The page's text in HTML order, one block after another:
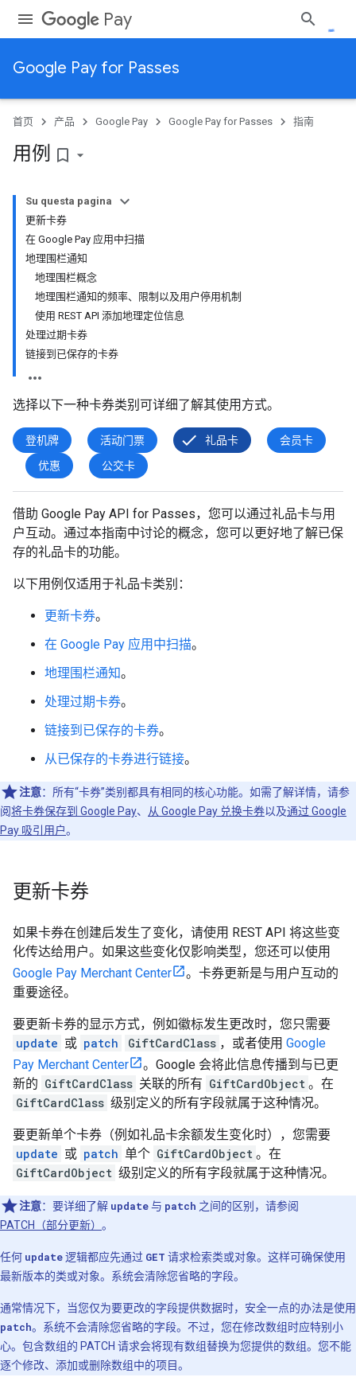
Pay
Google Pay for Passes
首页 产品 Google Pay Google Pay for Passes 指南
用例 bookmark_border
Su questa pagina
更新卡券
在 Google Pay 应用中扫描
地理围栏通知
地理围栏概念
地理围栏通知的频率、限制以及用户停用机制
使用 REST API 添加地理定位信息
处理过期卡券
链接到已保存的卡券
选择以下一种卡券类别可详细了解其使用方式。
登机牌 活动门票 礼品卡
会员卡
优惠
公交卡
借助 Google Pay API for Passes，您可以通过礼品卡与用
户互动。通过本指南中讨论的概念，您可以更好地了解已保
存的礼品卡的功能。
以下用例仅适用于礼品卡类别：
更新卡券。
在 Google Pay 应用中扫描。
地理围栏通知。
处理过期卡券。
链接到已保存的卡券。
从已保存的卡券进行链接。
注意：所有“卡券”类别都具有相同的核心功能。如需了解详情，请参
阅将卡券保存到 Google Pay、 从 Google Pay 兑换卡券以及通过 Google
Pay 吸引用户。
更新卡券
如果卡券在创建后发生了变化，请使用 REST API 将这些变
化传达给用户。如果这些变化仅影响类型，您还可以使用
Google Pay Merchant Center
。卡券更新是与用户互动的
重要途径。
要更新卡券的显示方式，例如徽标发生更改时，您只需要
update 或 patch GiftCardClass ，或者使用 Google
Pay Merchant Center
。Google 会将此信息传播到与已更
新的 GiftCardClass 关联的所有 GiftCardObject 。在
GiftCardClass 级别定义的所有字段就属于这种情况。
要更新单个卡券（例如礼品卡余额发生变化时），您需要
update 或 patch 单个 GiftCardObject 。在
GiftCardObject 级别定义的所有字段就属于这种情况。
注意：要详细了解 update与 patch 之间的区别，请参阅
PATCH（部分更新） 。
任何 update逻辑都应先通过 GET 请求检索类或对象。这样可确保使用
最新版本的类或对象。系统会清除您省略的字段。
通常情况下，当您仅为要更改的字段提供数据时，安全一点的办法是使用
patch。系统不会清除您省略的字段。不过，您在修改数组时应特别小
心。包含数组的 PATCH 请求会将现有数组替换为您提供的数组。您不能
逐个修改、添加或删除数组中的项目。